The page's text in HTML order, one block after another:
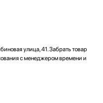
улица, 41. Забрать товар
с менеджером времени и